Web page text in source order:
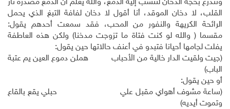
وتتذرع بحجة الدخان لتنسب إليه الدمع، والله يعلم أن الدمع مصدره نار
القلب، لا دخان الموقد، أنا أقول لا دخان لفافة التبغ الذي يحمل
الرائحة الكريهة والنفور من المحب، فقد سمعت أحدهم يقول:
مقسما ( والله لو كنت فتاة ما تزوجت مدخنا) ولكن هذه العاطفة
يفلت لجامها أحيانا فتبدو في أعنف حالاتها حين يقول:
(جيت ولقيت الدار خالية من الأحباب هملن دموع العين يم عتبة
الباب)
أو حين يقول:
(ساعة مشوف أهواي مقبل علي حبلي يقع بالقاع
وتموت أيديه)